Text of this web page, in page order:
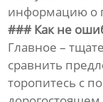
информацию о
### Как не
Главное –
сравнить
торопитесь с